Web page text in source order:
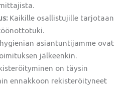
Kaikille osallistujille tarjotaan
asiantuntijamme ovat
jälkeenkin.
on täysin
ennakkoon rekisteröityneet